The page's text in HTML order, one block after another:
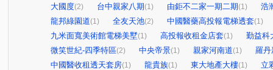
大國度(2) 台中親家八期(1) 由鉅不二家一期二期(1)
浩
龍邦綠園道(1) 全友天池(2) 中國醫藥高投報電梯透套(1)
九米面寬美術館電梯美墅(1) 高投報收租金店套(1)
勤益科
微笑世紀-四季特區(2) 中央帝景(1) 親家河南道(1)
羅丹
中國醫收租透天套房(1) 龍貴族(1) 東大地產大樓(1)
立